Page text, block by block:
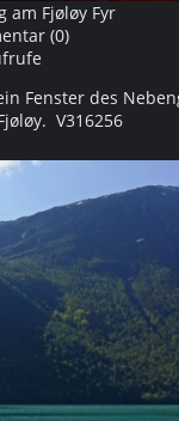
am Fjøløy Fyr
(0)
Fenster des
V316256